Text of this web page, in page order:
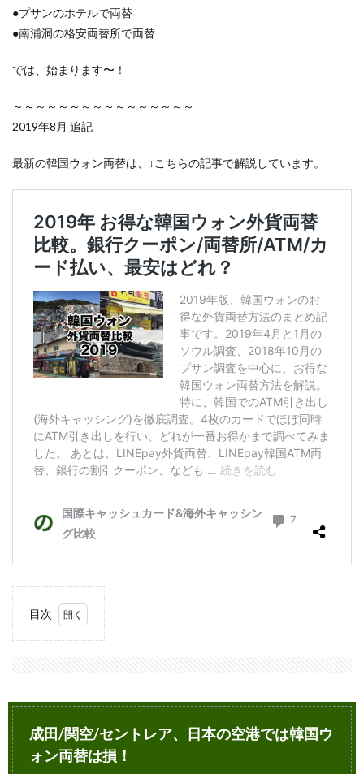
●プサンのホテルで両替
●南浦洞の格安両替所で両替
では、始まります〜！
～～～～～～～～～～～～～～～～
2019年8月 追記
最新の韓国ウォン両替は、↓こちらの記事で解説しています。
目次
セン
ア、
日本
の空
成田/関空/セントレア、日本の空港では韓国ウ
ォン両替は損！